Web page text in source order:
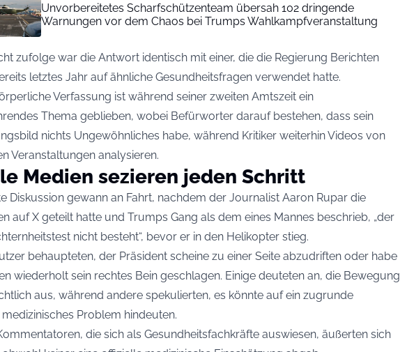
Unvorbereitetes Scharfschützenteam übersah 102 dringende
Warnungen vor dem Chaos bei Trumps Wahlkampfveranstaltung
zufolge war die Antwort identisch mit einer, die die Regierung Berichten
letztes Jahr auf ähnliche Gesundheitsfragen verwendet hatte.
Verfassung ist während seiner zweiten Amtszeit ein
Thema geblieben, wobei Befürworter darauf bestehen, dass sein
nichts Ungewöhnliches habe, während Kritiker weiterhin Videos von
Veranstaltungen analysieren.
Medien sezieren jeden Schritt
Diskussion gewann an Fahrt, nachdem der Journalist Aaron Rupar die
auf X geteilt hatte und Trumps Gang als dem eines Mannes beschrieb, „der
nicht besteht“, bevor er in den Helikopter stieg.
behaupteten, der Präsident scheine zu einer Seite abzudriften oder habe
wiederholt sein rechtes Bein geschlagen. Einige deuteten an, die Bewegung
aus, während andere spekulierten, es könnte auf ein zugrunde
Problem hindeuten.
die sich als Gesundheitsfachkräfte auswiesen, äußerten sich